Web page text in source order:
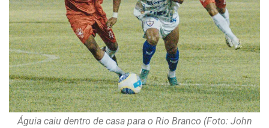
Águia caiu dentro de casa para o Rio Branco (Foto: John